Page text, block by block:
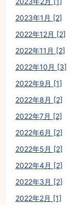
2023年1月 [2]
2022年12月 [2]
2022年11月 [2]
2022年10月 [3]
2022年9月 [1]
2022年8月 [2]
2022年7月 [2]
2022年6月 [2]
2022年5月 [2]
2022年4月 [2]
2022年3月 [2]
2022年2月 [1]